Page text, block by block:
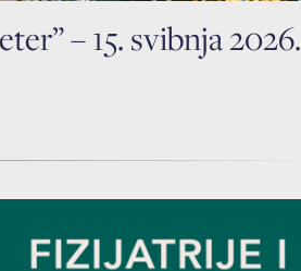
– 15. svibnja 2026.